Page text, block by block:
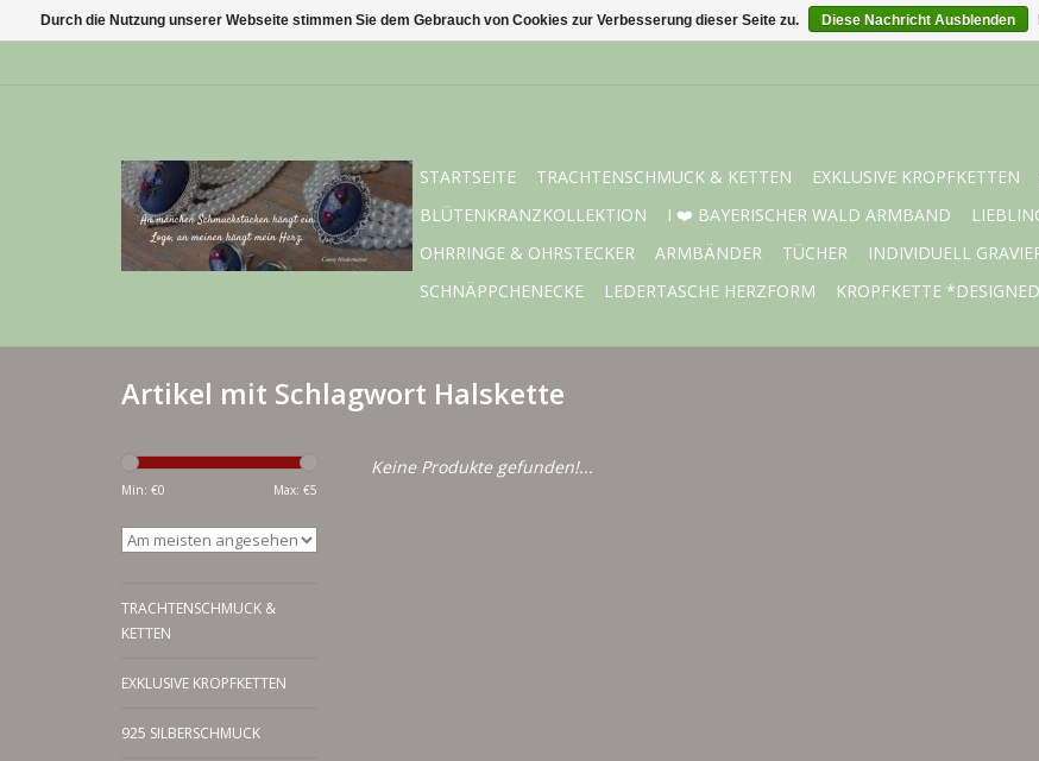
STARTSEITE TRACHTENSCHMUCK & KETTEN EXKLUSIVE KROPFKETTEN
BLÜTENKRANZKOLLEKTION
I ❤️ BAYERISCHER WALD ARMBAND
OHRRINGE & OHRSTECKER
ARMBÄNDER TÜCHER INDIVIDUELL
SCHNÄPPCHENECKE
LEDERTASCHE HERZFORM KROPFKETTE
Artikel mit Schlagwort Halskette
Min: €0 Max: €5
TRACHTENSCHMUCK &
KETTEN
EXKLUSIVE KROPFKETTEN
925 SILBERSCHMUCK
Keine Produkte gefunden!...
Durch die Nutzung unserer Webseite stimmen Sie dem Gebrauch von Cookies zur Verbesserung dieser Seite zu. Diese Nachricht Ausblenden